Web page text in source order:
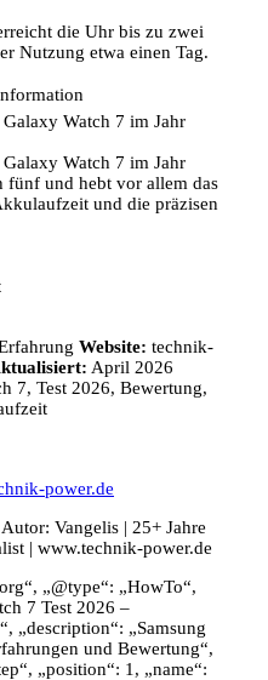
die Uhr bis zu zwei
Nutzung etwa einen Tag.
Galaxy Watch 7 im Jahr
Watch 7 im Jahr
fünf und hebt vor allem das
und die präzisen
Website: technik-
April 2026
7, Test 2026, Bewertung,
power.de
Vangelis | 25+ Jahre
| www.technik-power.de
„@type“: „HowTo“,
7 Test 2026 –
„description“: „Samsung
und Bewertung“,
„position“: 1, „name“: